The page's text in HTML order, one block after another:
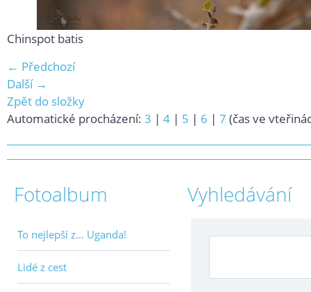
Chinspot batis
← Předchozí
Další →
Zpět do složky
Automatické procházení: 3 | 4 | 5 | 6 | 7 (čas ve
Fotoalbum
To nejlepší z... Uganda!
Lidé z cest
Vyhledávání